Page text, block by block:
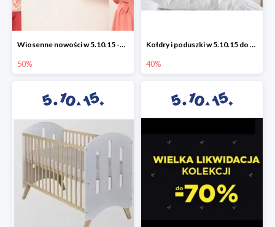
Wiosenne nowości w 5.10.15 -50%
50%
Kołdry i poduszki w 5.10.15 do -40%
40%